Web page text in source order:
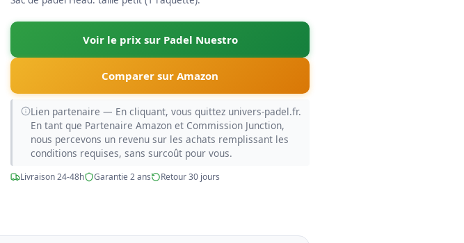
Voir le prix sur Padel Nuestro
Comparer sur Amazon
Lien partenaire — En cliquant, vous quittez univers-padel.fr.
En tant que Partenaire Amazon et Commission Junction,
nous percevons un revenu sur les achats remplissant les
conditions requises, sans surcoût pour vous.
Livraison 24-48h Garantie 2 ans Retour 30 jours